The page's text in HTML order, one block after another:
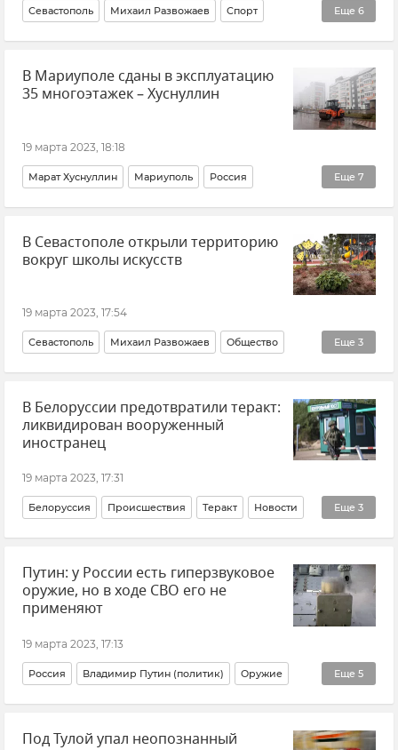
Еще 6
Севастополь Михаил Развожаев Спорт
Футбол Крымский футбол Ялта
Новости Крыма Общество Крым
В Мариуполе сданы в эксплуатацию
35 многоэтажек – Хуснуллин
19 марта 2023, 18:18
Еще 7
Марат Хуснуллин Мариуполь Россия
Новые регионы России
Владимир Путин посетил Мариуполь Новости
Общество Ремонт дорог
В Севастополе открыли территорию
вокруг школы искусств
19 марта 2023, 17:54
Еще 3
Севастополь Михаил Развожаев Общество
Новости Крыма Культура Крым
В Белоруссии предотвратили теракт:
ликвидирован вооруженный
иностранец
19 марта 2023, 17:31
Еще 3
Белоруссия Происшествия Теракт Новости
В мире Безопасность Общество
Путин: у России есть гиперзвуковое
оружие, но в ходе СВО его не
применяют
19 марта 2023, 17:13
Еще 5
Россия Владимир Путин (политик) Оружие
Вооруженные силы России Армия и флот
Безопасность Новости Новости СВО
Под Тулой упал неопознанный